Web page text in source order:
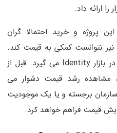
ارائه داد.
پروژه و خرید احتمالا گران
Identity.com در جولای ۲۰۱۸ نیز نتوانست کمکی به قیمت کند.
CVC ارزش خود را از فعالیت در بازار Identity می گیرد. قبل از
مشاهده رشد قیمت دشوار می
برجسته و یا یک موجودیت
قیمت فراهم خواهد کرد.